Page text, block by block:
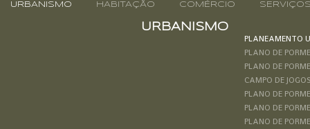
URBANISMO HABITAÇÃO COMÉRCIO
URBANISMO
PLANEAMENTO
PLANO DE
PLANO DE
CAMPO DE
PLANO DE
PLANO DE
PLANO DE